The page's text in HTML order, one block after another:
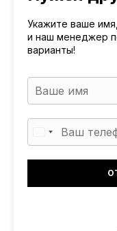
Укажите ваше
и наш менеджер
варианты!